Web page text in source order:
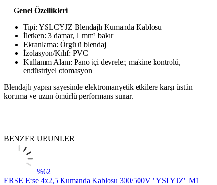
🔹 Genel Özellikleri
Tipi: YSLCYJZ Blendajlı Kumanda Kablosu
İletken: 3 damar, 1 mm² bakır
Ekranlama: Örgülü blendaj
İzolasyon/Kılıf: PVC
Kullanım Alanı: Pano içi devreler, makine kontrolü,
endüstriyel otomasyon
Blendajlı yapısı sayesinde elektromanyetik etkilere karşı üstün
koruma ve uzun ömürlü performans sunar.
BENZER ÜRÜNLER
%62
ERSE Erse 4x2,5 Kumanda Kablosu 300/500V "YSLYJZ" M1